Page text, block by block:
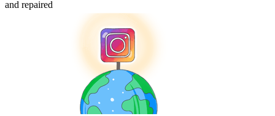
and repaired